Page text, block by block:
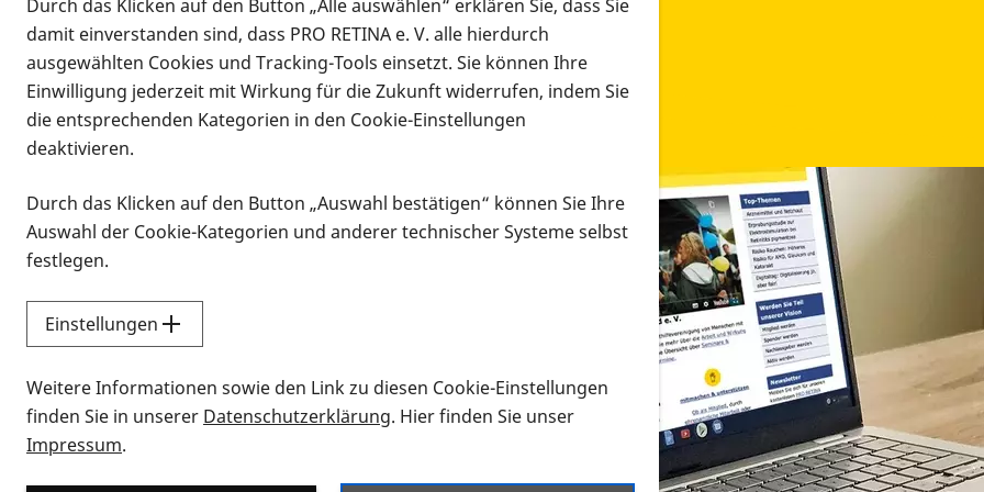
Infomaterial
Infomaterial
Vorlesen
Alle Infomaterialien in verschiedenen Formaten an
Sie möchten wissen, wie Sie nach Infonmaterial suchen und dieses bestellen bzw. herunterladen
Durch das Klicken auf den Button „Alle auswählen“ erklären Sie, dass Sie
damit einverstanden sind, dass PRO RETINA e. V. alle hierdurch
ausgewählten Cookies und Tracking-Tools einsetzt. Sie können Ihre
Einwilligung jederzeit mit Wirkung für die Zukunft widerrufen, indem Sie
die entsprechenden Kategorien in den Cookie-Einstellungen
deaktivieren.
Durch das Klicken auf den Button „Auswahl bestätigen“ können Sie Ihre
Auswahl der Cookie-Kategorien und anderer technischer Systeme selbst
festlegen.
Einstellungen
Weitere Informationen sowie den Link zu diesen Cookie-Einstellungen
finden Sie in unserer Datenschutzerklärung. Hier finden Sie unser
Impressum.